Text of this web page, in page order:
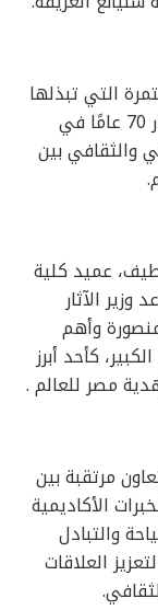
التي تبذلها
جمعية الصداقة المصرية الصينية على مدار 70 عامًا في
والثقافي بين
عميد كلية
الآثار
وأهم
كأحد أبرز
مصر للعالم .
مرتقبة بين
الأكاديمية
والتبادل
العلاقات